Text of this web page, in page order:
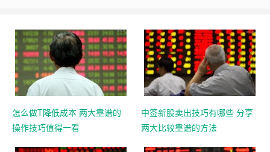
怎么做T降低成本 两大靠谱的
操作技巧值得一看
中签新股卖出技巧有哪些 分享
两大比较靠谱的方法